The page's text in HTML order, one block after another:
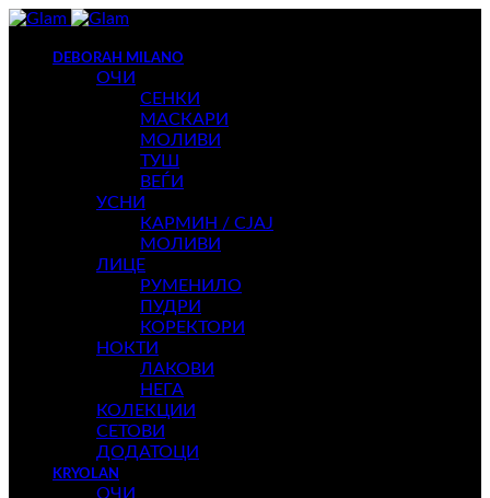
DEBORAH MILANO
ОЧИ
СЕНКИ
МАСКАРИ
МОЛИВИ
ТУШ
ВЕЃИ
УСНИ
КАРМИН / СЈАЈ
МОЛИВИ
ЛИЦЕ
РУМЕНИЛО
ПУДРИ
КОРЕКТОРИ
НОКТИ
ЛАКОВИ
НЕГА
КОЛЕКЦИИ
СЕТОВИ
ДОДАТОЦИ
KRYOLAN
ОЧИ